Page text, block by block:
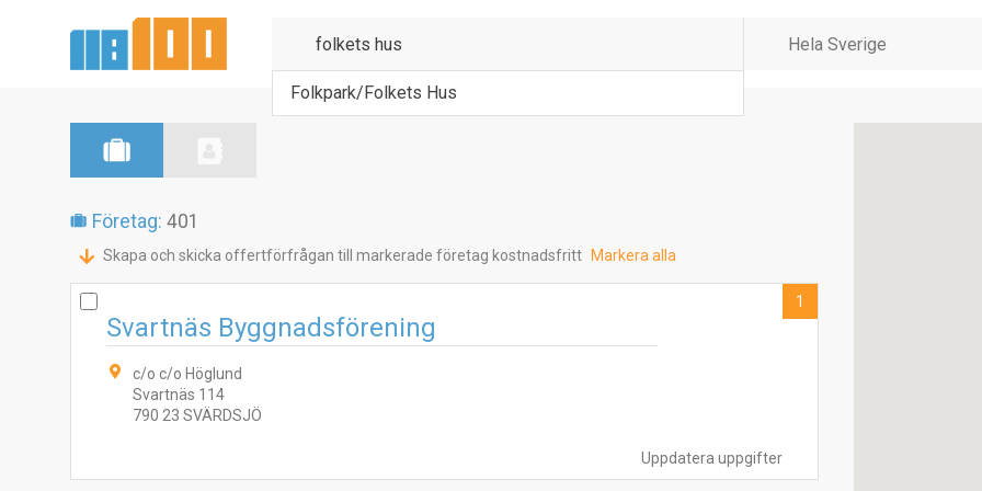
Folkpark/Folkets Hus
Företag: 401
Skapa och skicka offertförfrågan till markerade företag kostnadsfritt Markera alla
Uppdatera uppgifter
Svartnäs Byggnadsförening
c/o c/o Höglund
Svartnäs 114
790 23 SVÄRDSJÖ
1